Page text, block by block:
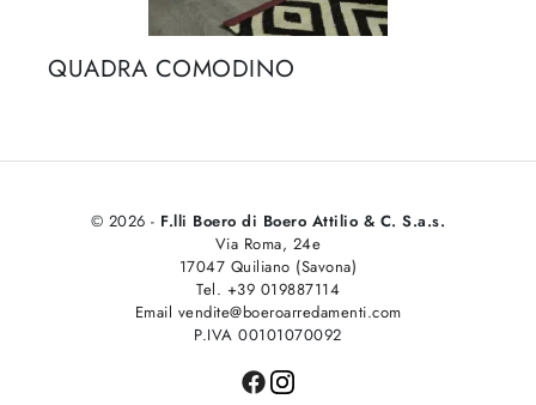
QUADRA COMODINO
© 2026 - F.lli Boero di Boero Attilio & C. S.a.s.
Via Roma, 24e
17047 Quiliano (Savona)
Tel. +39 019887114
Email vendite@boeroarredamenti.com
P.IVA 00101070092